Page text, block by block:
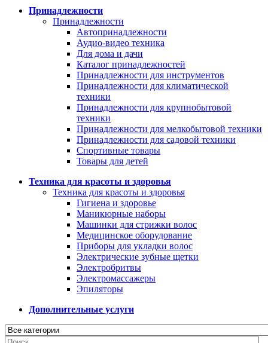
Принадлежности
Принадлежности
Автопринадлежности
Аудио-видео техника
Для дома и дачи
Каталог принадлежностей
Принадлежности для инструментов
Принадлежности для климатической
техники
Принадлежности для крупнобытовой
техники
Принадлежности для мелкобытовой техники
Принадлежности для садовой техники
Спортивные товары
Товары для детей
Техника для красоты и здоровья
Техника для красоты и здоровья
Гигиена и здоровье
Маникюрные наборы
Машинки для стрижки волос
Медицинское оборудование
Приборы для укладки волос
Электрические зубные щетки
Электробритвы
Электромассажеры
Эпиляторы
Дополнительные услуги